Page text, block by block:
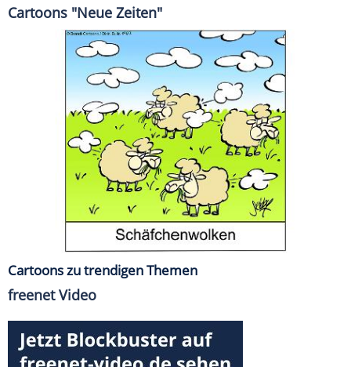
Cartoons "Neue Zeiten"
Cartoons zu trendigen Themen
freenet Video